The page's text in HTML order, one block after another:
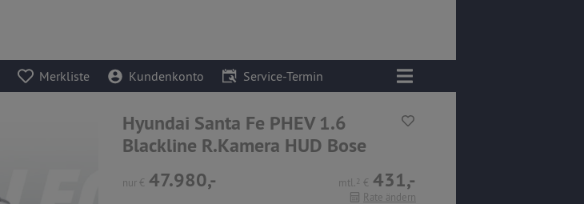
Merkliste Kundenkonto Service-Termin
Hyundai Santa Fe PHEV 1.6
Blackline R.Kamera HUD Bose
nur € 47.980,- mtl. 2 € 431,-
Rate ändern